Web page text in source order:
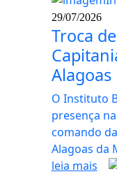
29/07/2026
Troca
Alagoas
O Instituto
presença
comando
Alagoas da
leia mais